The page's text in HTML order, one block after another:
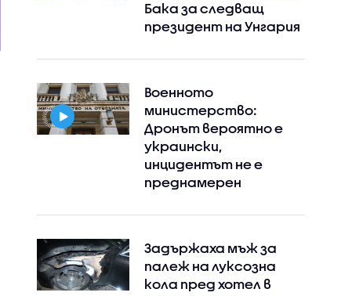
Бака за следващ
президент на Унгария
Военното
министерство:
Дронът вероятно е
украински,
инцидентът не е
преднамерен
Задържаха мъж за
палеж на луксозна
кола пред хотел в